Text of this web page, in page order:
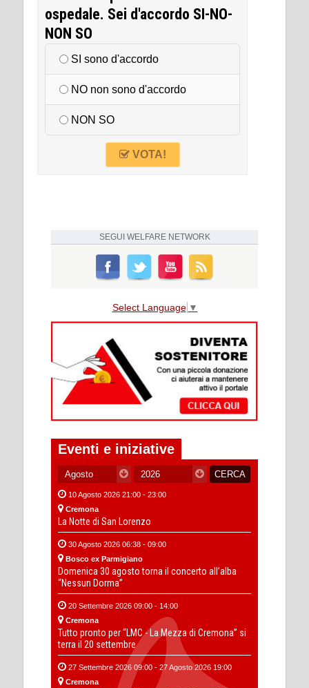
ospedale. Sei d'accordo SI-NO-
NON SO
SI sono d'accordo
NO non sono d'accordo
NON SO
VOTA!
SEGUI WELFARE NETWORK
Select Language ▼
Eventi e iniziative
10 Agosto 2026 21:00 - 23:00
Cremona
La Notte di San Lorenzo
30 Agosto 2026 06:38 - 09:00
Bosco ex Parmigiano
Domenica 30 agosto torna il concerto all’alba
“Nessun Dorma”
20 Settembre 2026 09:00 - 14:00
Cremona
Tutto pronto per “LMC - La Mezza di Cremona” si
terra il 20 settembre
27 Settembre 2026 09:00 - 27 Agosto 2026 19:00
Cremona